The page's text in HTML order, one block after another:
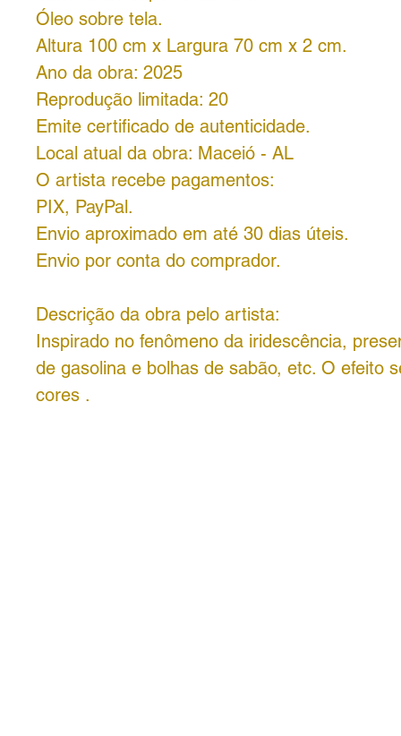
Óleo sobre tela.
Altura 100 cm x Largura 70 cm x 2 cm.
Ano da obra: 2025
Reprodução limitada: 20
Emite certificado de autenticidade.
Local atual da obra: Maceió - AL
O artista recebe pagamentos:
PIX, PayPal.
Envio aproximado em até 30 dias úteis.
Envio por conta do comprador.
Descrição da obra pelo artista:
Inspirado no fenômeno da iridescência,
de gasolina e bolhas de sabão, etc. O efeito
cores .